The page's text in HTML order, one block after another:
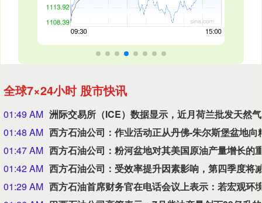
全球7×24小时 股市快讯
01:49 AM
01:48 AM
01:47 AM
01:42 AM
01:29 AM